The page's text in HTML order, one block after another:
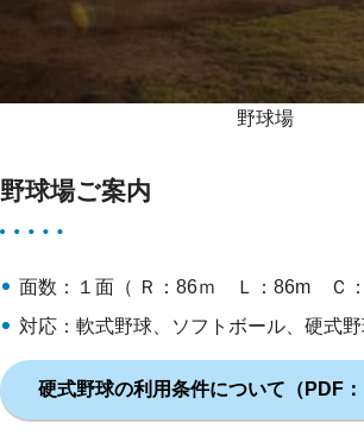
野球場
野球場ご案内
面数：１面（ Ｒ：86ｍ Ｌ：86m Ｃ：
対応：軟式野球、ソフトボール、硬式野
硬式野球の利用条件について（PDF：